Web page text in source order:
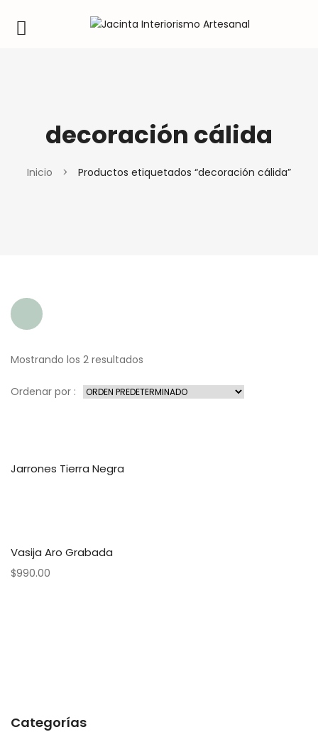
decoración cálida
Inicio > Productos etiquetados “decoración cálida”
Mostrando los 2 resultados
Ordenar por :
Jarrones Tierra Negra
Vasija Aro Grabada
$990.00
Categorías